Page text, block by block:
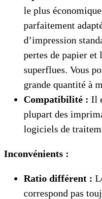
le plus
parfaitement
d’impression
pertes de papier et
superflues. Vous
grande quantité à
Compatibilité : Il
plupart des
logiciels de
Inconvénients :
Ratio différent :
correspond pas